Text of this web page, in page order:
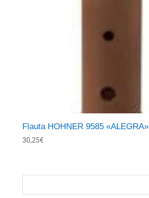
Flauta HOHNER 9585 «ALEGRA»
30,25€